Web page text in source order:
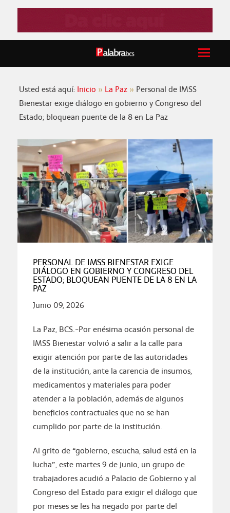
Usted está aquí: Inicio La Paz
Personal de IMSS
Bienestar exige diálogo en gobierno y Congreso del
Estado; bloquean puente de la 8 en La Paz
PERSONAL DE IMSS BIENESTAR EXIGE
DIÁLOGO EN GOBIERNO Y CONGRESO DEL
ESTADO; BLOQUEAN PUENTE DE LA 8 EN LA
PAZ
Junio 09, 2026
La Paz, BCS.-Por enésima ocasión personal de
IMSS Bienestar volvió a salir a la calle para
exigir atención por parte de las autoridades
de la institución, ante la carencia de insumos,
medicamentos y materiales para poder
atender a la población, además de algunos
beneficios contractuales que no se han
cumplido por parte de la institución.
Al grito de “gobierno, escucha, salud está en la
lucha”, este martes 9 de junio, un grupo de
trabajadores acudió a Palacio de Gobierno y al
Congreso del Estado para exigir el diálogo que
por meses se les ha negado por parte del